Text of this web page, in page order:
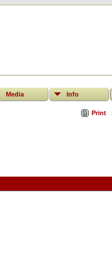
Media Info
Print